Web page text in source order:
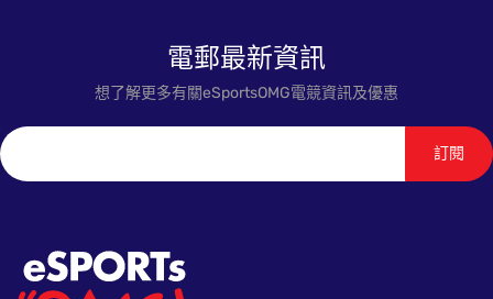
電郵最新資訊
想了解更多有關eSportsOMG電競資訊及優惠
訂閱